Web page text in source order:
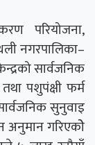
परियोजना,
नगरपालिका–
सार्वजनिक
पशुपंक्षी फर्म
सुनुवाइ
अनुमान गरिएकोे